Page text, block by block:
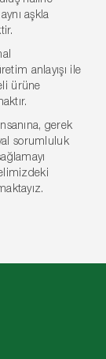
aşkla
anlayışı ile
ürüne
gerek
sorumluluk